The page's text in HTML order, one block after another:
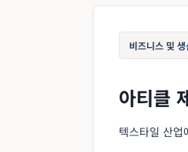
비즈니스 및
아티클
텍스타일 산업